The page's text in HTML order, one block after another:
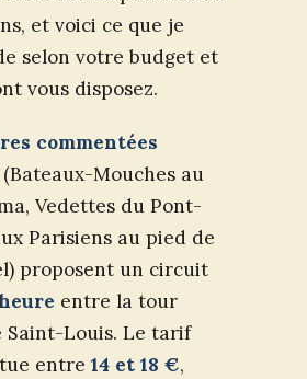
et voici ce que je
selon votre budget et
vous disposez.
commentées
(Bateaux-Mouches au
Vedettes du Pont-
Parisiens au pied de
proposent un circuit
entre la tour
Saint-Louis. Le tarif
entre 14 et 18 €,